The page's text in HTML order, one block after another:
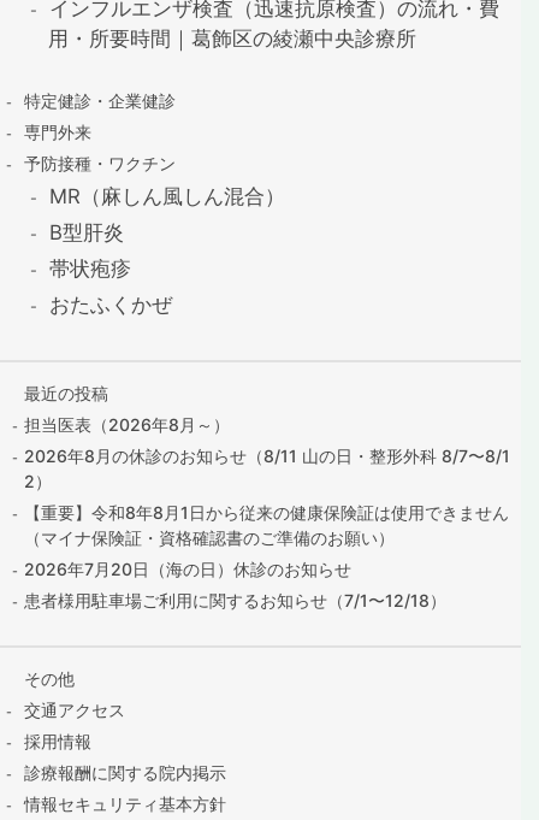
インフルエンザ検査（迅速抗原検査）の流れ・費
用・所要時間｜葛飾区の綾瀬中央診療所
特定健診・企業健診
専門外来
予防接種・ワクチン
MR（麻しん風しん混合）
B型肝炎
帯状疱疹
おたふくかぜ
最近の投稿
担当医表（2026年8月～）
2026年8月の休診のお知らせ（8/11 山の日・整形外科 8/7〜8/1
2）
【重要】令和8年8月1日から従来の健康保険証は使用できません
（マイナ保険証・資格確認書のご準備のお願い）
2026年7月20日（海の日）休診のお知らせ
患者様用駐車場ご利用に関するお知らせ（7/1〜12/18）
その他
交通アクセス
採用情報
診療報酬に関する院内掲示
情報セキュリティ基本方針